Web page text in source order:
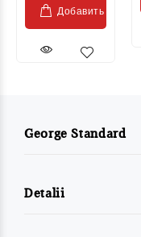
Добавить
George Standard
Detalii